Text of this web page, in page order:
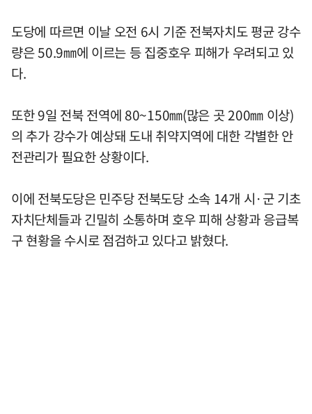
도당에 따르면 이날 오전 6시 기준 전북자치도 평균 강수
량은 50.9㎜에 이르는 등 집중호우 피해가 우려되고 있
다.
또한 9일 전북 전역에 80~150㎜(많은 곳 200㎜ 이상)
의 추가 강수가 예상돼 도내 취약지역에 대한 각별한 안
전관리가 필요한 상황이다.
이에 전북도당은 민주당 전북도당 소속 14개 시·군 기초
자치단체들과 긴밀히 소통하며 호우 피해 상황과 응급복
구 현황을 수시로 점검하고 있다고 밝혔다.